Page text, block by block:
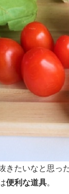
きたいなと思った
便利な道具。